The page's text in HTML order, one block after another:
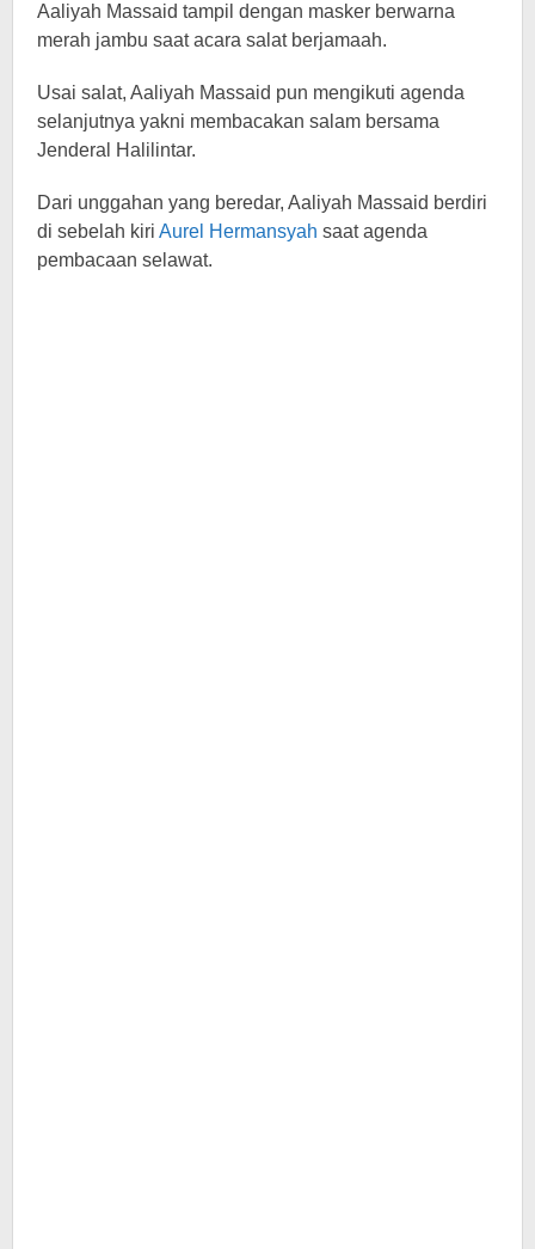
Aaliyah Massaid tampil dengan masker berwarna
merah jambu saat acara salat berjamaah.
Usai salat, Aaliyah Massaid pun mengikuti agenda
selanjutnya yakni membacakan salam bersama
Jenderal Halilintar.
Dari unggahan yang beredar, Aaliyah Massaid berdiri
di sebelah kiri Aurel Hermansyah saat agenda
pembacaan selawat.